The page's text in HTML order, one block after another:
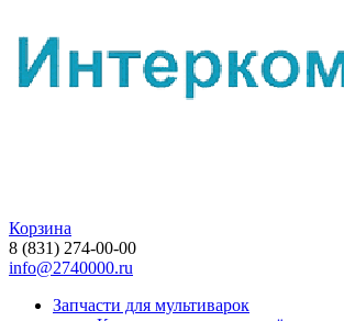
Корзина
8 (831) 274-00-00
info@2740000.ru
Запчасти для мультиварок